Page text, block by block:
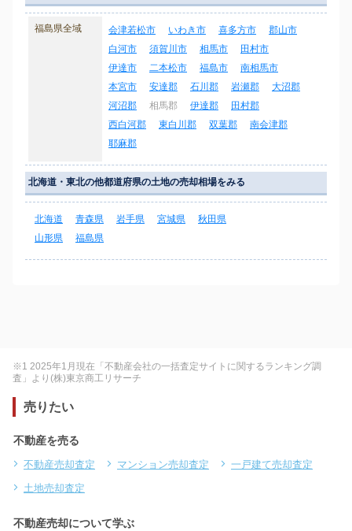
福島県全域 会津若松市 いわき市 喜多方市
郡山市
白河市
須賀川市 相馬市
田村市
伊達市
二本松市 福島市
南相馬市
本宮市
安達郡 石川郡 岩瀬郡
大沼郡
河沼郡
相馬郡 伊達郡
田村郡
西白河郡
東白川郡 双葉郡
南会津郡
耶麻郡
北海道・東北の他都道府県の土地の売却相場をみる
北海道 青森県 岩手県 宮城県
秋田県
山形県
福島県
※1 2025年1月現在「不動産会社の一括査定サイトに関するランキング調
査」より(株)東京商工リサーチ
売りたい
不動産を売る
不動産売却査定 マンション売却査定
一戸建て売却査定
土地売却査定
不動産売却について学ぶ